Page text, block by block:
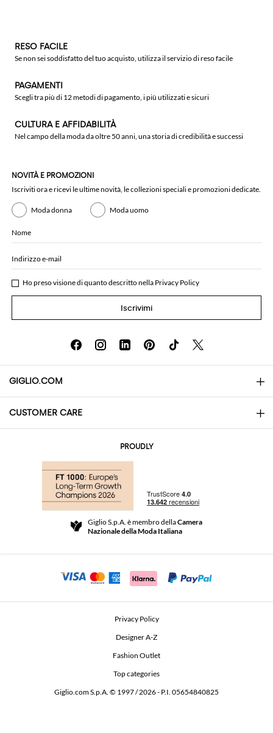
RESO FACILE
Se non sei soddisfatto del tuo acquisto, utilizza il servizio di reso facile
PAGAMENTI
Scegli tra più di 12 metodi di pagamento, i più utilizzati e sicuri
CULTURA E AFFIDABILITÀ
Nel campo della moda da oltre 50 anni, una storia di credibilità e successi
NOVITÀ E PROMOZIONI
Iscriviti ora e ricevi le ultime novità, le collezioni speciali e promozioni dedicate.
Moda donna Moda uomo
Nome
Indirizzo e-mail
Ho preso visione di quanto descritto nella Privacy Policy
Iscrivimi
GIGLIO.COM
About
Beauty Seekers VIP Club
CUSTOMER CARE
Resi e Rimborsi
Termini e Condizioni di vendita
Comunicazione di sicurezza
PROUDLY
Giglio S.p.A. è membro dellaCamera
Nazionale della Moda Italiana
Privacy Policy
Designer A-Z
Fashion Outlet
Top categories
Giglio.com S.p.A. © 1997 / 2026 - P.I. 05654840825